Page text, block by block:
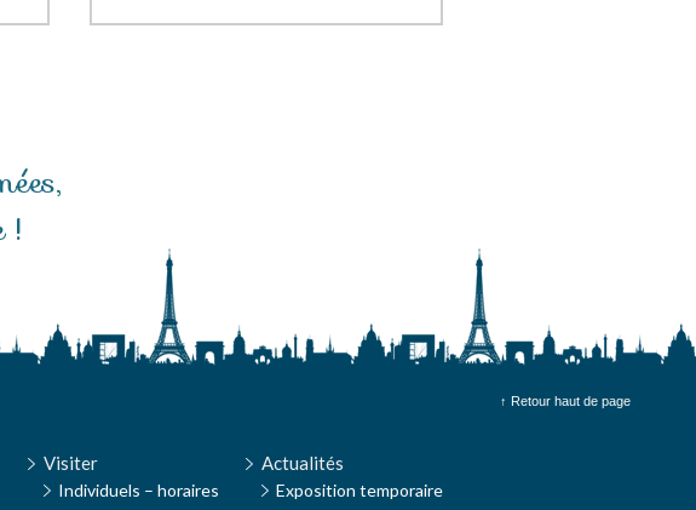
!
Visiter
Individuels – horaires
Actualités
Exposition temporaire
↑ Retour haut de page